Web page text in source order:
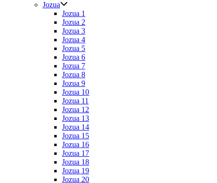
Jozua
Jozua 1
Jozua 2
Jozua 3
Jozua 4
Jozua 5
Jozua 6
Jozua 7
Jozua 8
Jozua 9
Jozua 10
Jozua 11
Jozua 12
Jozua 13
Jozua 14
Jozua 15
Jozua 16
Jozua 17
Jozua 18
Jozua 19
Jozua 20